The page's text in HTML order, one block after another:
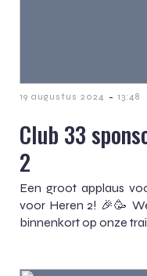
19 augustus 2024 - 13:48
Club 33
2
Een groot applaus
voor Heren 2! 🎉🥳
binnenkort op onze